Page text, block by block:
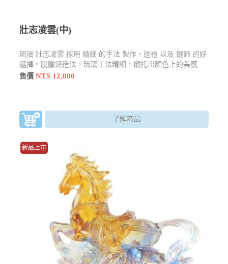
壯志凌雲(中)
琉璃 壯志凌雲 採用 精細 的手法 製作，送禮 以及 擺飾 的好
選擇。脫臘鑄造法，琉璃工法精細，襯托出顏色上的美感
售價NT$ 12,000
了解商品
新品上市